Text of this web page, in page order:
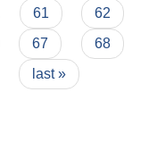
61
62
67
68
last »